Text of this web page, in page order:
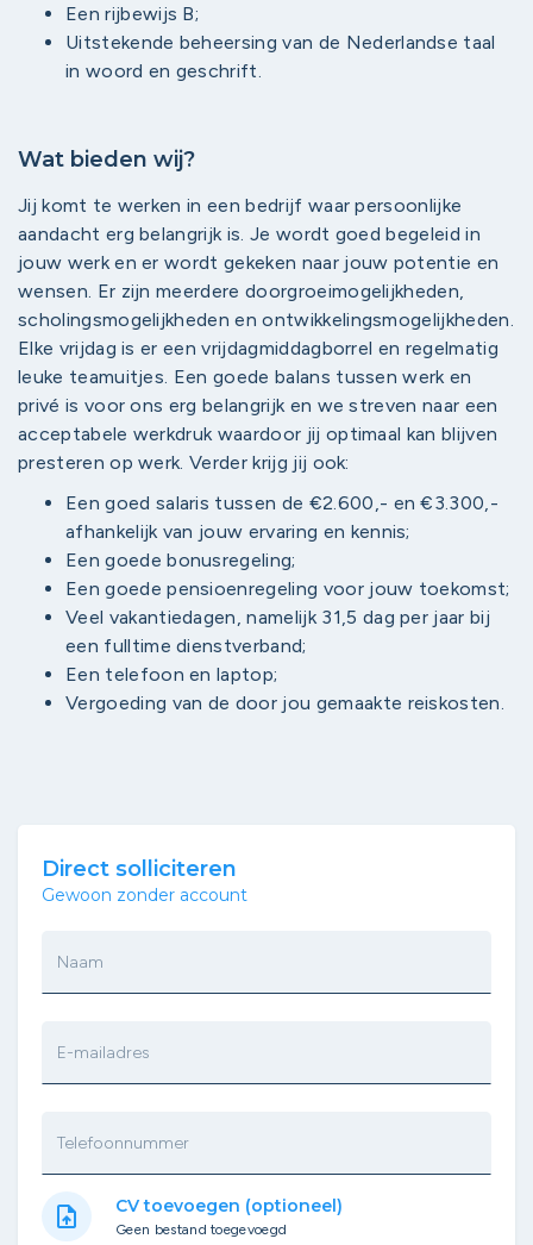
Een rijbewijs B;
Uitstekende beheersing van de Nederlandse taal
in woord en geschrift.
Wat bieden wij?
Jij komt te werken in een bedrijf waar persoonlijke
aandacht erg belangrijk is. Je wordt goed begeleid in
jouw werk en er wordt gekeken naar jouw potentie en
wensen. Er zijn meerdere doorgroeimogelijkheden,
scholingsmogelijkheden en ontwikkelingsmogelijkheden.
Elke vrijdag is er een vrijdagmiddagborrel en regelmatig
leuke teamuitjes. Een goede balans tussen werk en
privé is voor ons erg belangrijk en we streven naar een
acceptabele werkdruk waardoor jij optimaal kan blijven
presteren op werk. Verder krijg jij ook:
Een goed salaris tussen de €2.600,- en €3.300,-
afhankelijk van jouw ervaring en kennis;
Een goede bonusregeling;
Een goede pensioenregeling voor jouw toekomst;
Veel vakantiedagen, namelijk 31,5 dag per jaar bij
een fulltime dienstverband;
Een telefoon en laptop;
Vergoeding van de door jou gemaakte reiskosten.
Direct solliciteren
Gewoon zonder account
Naam
E-mailadres
Telefoonnummer
upload_file CV toevoegen (optioneel)
Geen bestand toegevoegd